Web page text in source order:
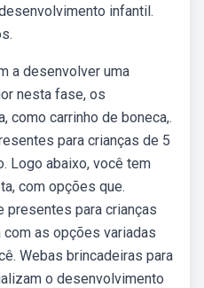
infantil.
a desenvolver uma
nesta fase, os
como carrinho de boneca,.
para crianças de 5
Logo abaixo, você tem
com opções que.
presentes para crianças
as opções variadas
Webas brincadeiras para
o desenvolvimento